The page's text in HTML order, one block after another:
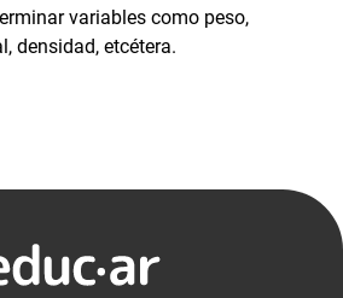
variables como peso,
densidad, etcétera.